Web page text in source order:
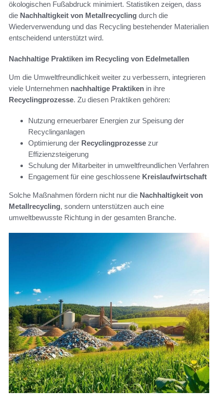
ökologischen Fußabdruck minimiert. Statistiken zeigen, dass
die Nachhaltigkeit von Metallrecycling durch die
Wiederverwendung und das Recycling bestehender Materialien
entscheidend unterstützt wird.
Nachhaltige Praktiken im Recycling von Edelmetallen
Um die Umweltfreundlichkeit weiter zu verbessern, integrieren
viele Unternehmen nachhaltige Praktiken in ihre
Recyclingprozesse. Zu diesen Praktiken gehören:
Nutzung erneuerbarer Energien zur Speisung der
Recyclinganlagen
Optimierung der Recyclingprozesse zur
Effizienzsteigerung
Schulung der Mitarbeiter in umweltfreundlichen Verfahren
Engagement für eine geschlossene Kreislaufwirtschaft
Solche Maßnahmen fördern nicht nur die Nachhaltigkeit von
Metallrecycling, sondern unterstützen auch eine
umweltbewusste Richtung in der gesamten Branche.